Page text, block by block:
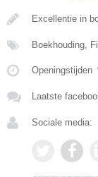
Excellentie in
Boekhouding,
Openingstijden
Laatste
Sociale media: